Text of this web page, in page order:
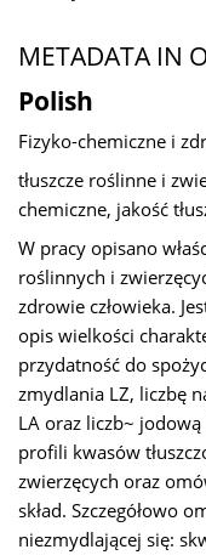
METADATA IN
Polish
Fizyko-chemiczne i
tłuszcze roślinne i
chemiczne, jakość
W pracy opisano
roślinnych i
zdrowie człowieka.
opis wielkości
przydatność do
zmydlania LZ, liczbę
LA oraz liczb~
profili kwasów
zwierzęcych oraz
skład. Szczegółowo
niezmydlającej się: